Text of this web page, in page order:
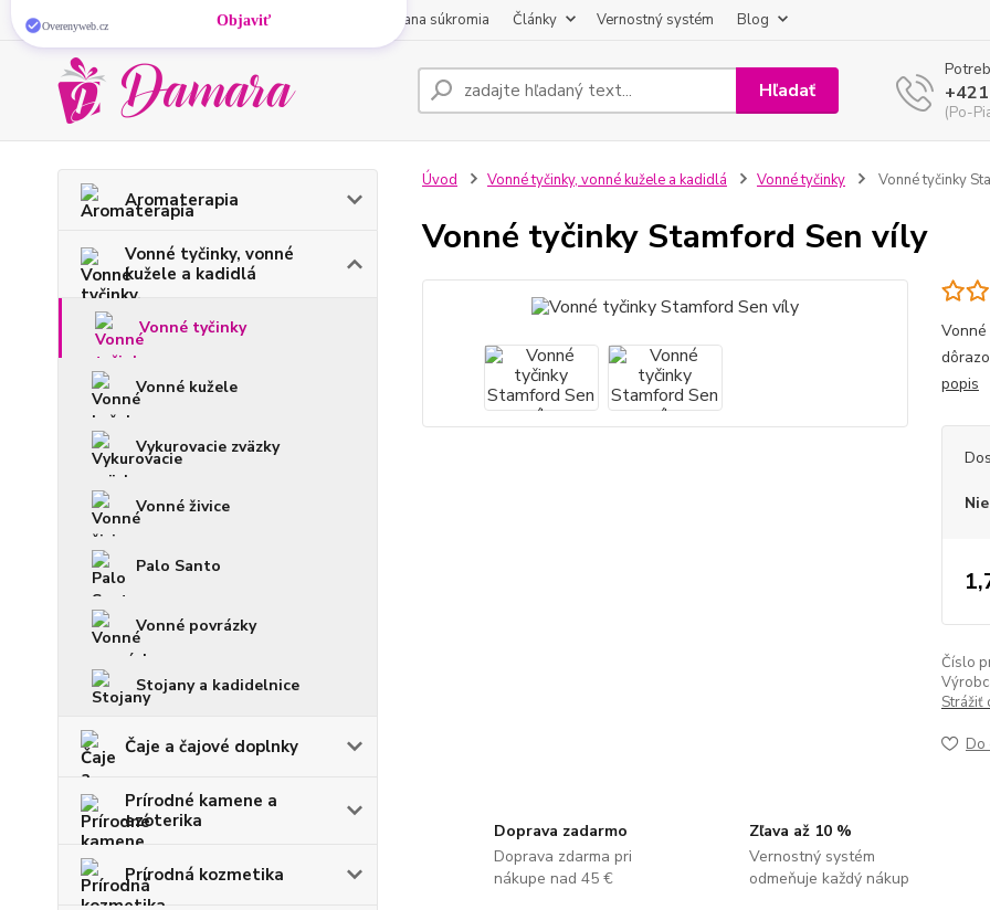
O nás Obchodné podmienky Ochrana súkromia Články Vernostný systém Blog
Hľadať
(Po-
Aromaterapia
Vonné tyčinky, vonné
kužele a kadidlá
Vonné tyčinky
Vonné kužele
Vykurovacie zväzky
Vonné živice
Palo Santo
Vonné povrázky
Stojany a kadidelnice
Čaje a čajové doplnky
Prírodné kamene a
ezoterika
Prírodná kozmetika
Úvod Vonné tyčinky, vonné kužele a kadidlá Vonné tyčinky Vonné tyčinky
Vonné tyčinky Stamford Sen víly
popis
Číslo
Strážiť
Do
Doprava zadarmo
Doprava zdarma pri
nákupe nad 45 €
Zľava až 10 %
Vernostný systém
odmeňuje každý nákup
tyčinky
ju vytvoria za pár sekúnd. Vyberte si tú
svoju.
Objaviť
Overenyweb.cz